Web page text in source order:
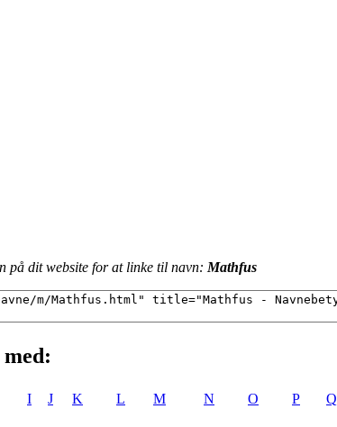
på dit website for at linke til navn: Mathfus
I J K L M N O P Q